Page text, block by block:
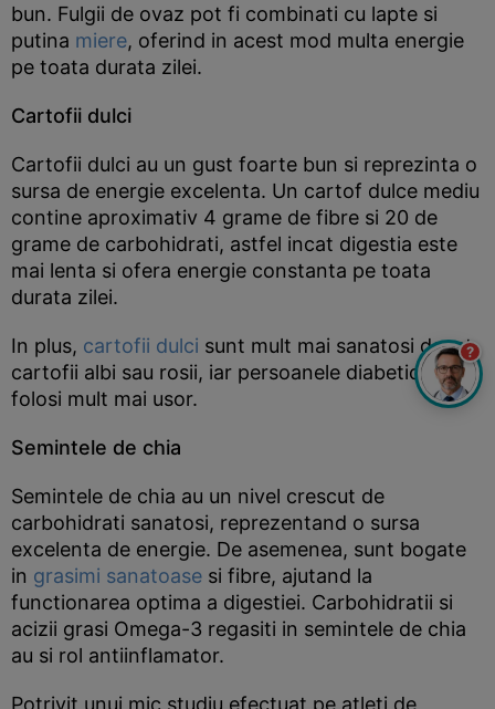
bun. Fulgii de ovaz pot fi combinati cu lapte si
putina miere, oferind in acest mod multa energie
pe toata durata zilei.
Cartofii dulci
Cartofii dulci au un gust foarte bun si reprezinta o
sursa de energie excelenta. Un cartof dulce mediu
contine aproximativ 4 grame de fibre si 20 de
grame de carbohidrati, astfel incat digestia este
mai lenta si ofera energie constanta pe toata
durata zilei.
In plus, cartofii dulci sunt mult mai sanatosi decat
cartofii albi sau rosii, iar persoanele diabetice ii pot
folosi mult mai usor.
Semintele de chia
Semintele de chia au un nivel crescut de
carbohidrati sanatosi, reprezentand o sursa
excelenta de energie. De asemenea, sunt bogate
in grasimi sanatoase si fibre, ajutand la
functionarea optima a digestiei. Carbohidratii si
acizii grasi Omega-3 regasiti in semintele de chia
au si rol antiinflamator.
Potrivit unui mic studiu efectuat pe atleti de
?